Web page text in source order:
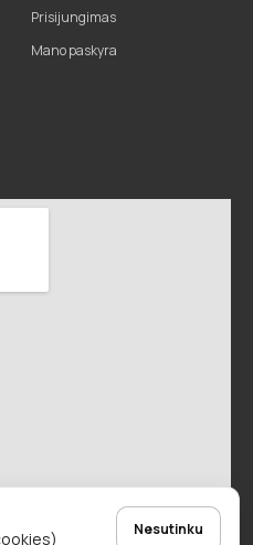
Nesutinku
Prisijungimas
Mano paskyra